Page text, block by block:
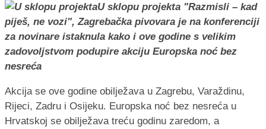
U sklopu projekta "Razmisli – kad
piješ, ne vozi", Zagrebačka pivovara je na konferenciji
za novinare istaknula kako i ove godine s velikim
zadovoljstvom podupire akciju Europska noć bez
nesreća
Akcija se ove godine obilježava u Zagrebu, Varaždinu,
Rijeci, Zadru i Osijeku. Europska noć bez nesreća u
Hrvatskoj se obilježava treću godinu zaredom, a